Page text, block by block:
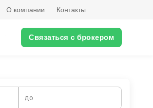
О компании Контакты
Связаться с брокером
до